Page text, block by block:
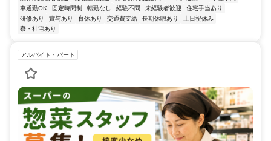
車通勤OK
固定時間制 転勤なし 経験不問 未経験者歓迎
住宅手当あり
研修あり
賞与あり 育休あり 交通費支給 長期休暇あり
土日祝休み
寮・社宅あり
アルバイト・パート